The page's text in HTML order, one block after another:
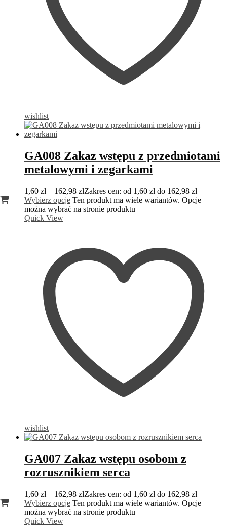
wishlist
GA008 Zakaz wstępu z przedmiotami
metalowymi i zegarkami
1,60 zł – 162,98 złZakres cen: od 1,60 zł do 162,98 zł
Wybierz opcje Ten produkt ma wiele wariantów. Opcje
można wybrać na stronie produktu
Quick View
wishlist
GA007 Zakaz wstępu osobom z
rozrusznikiem serca
1,60 zł – 162,98 złZakres cen: od 1,60 zł do 162,98 zł
Wybierz opcje Ten produkt ma wiele wariantów. Opcje
można wybrać na stronie produktu
Quick View